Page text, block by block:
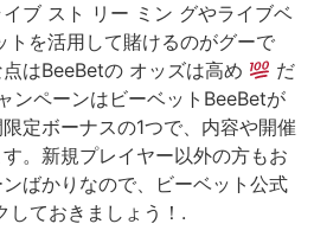
ブ スト リー ミン グやライブベ
トを活用して賭けるのがグーで
はBeeBetの オッズは高め
だ
ンペーンはビーベットBeeBetが
定ボーナスの1つで、内容や開催
。新規プレイヤー以外の方もお
ばかりなので、ビーベット公式
しておきましょう！.